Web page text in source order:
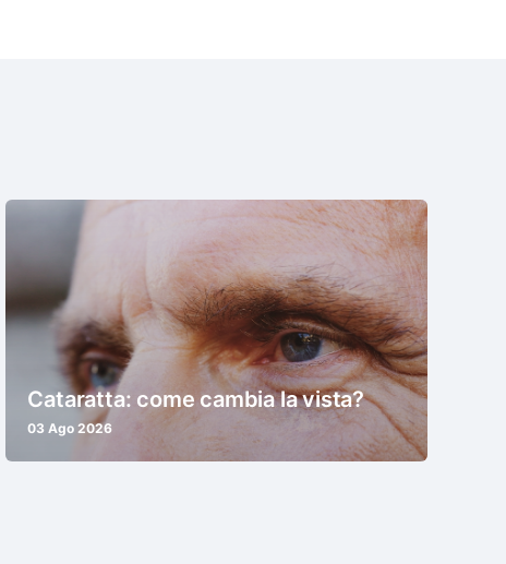
Cataratta: come cambia la vista?
03 Ago 2026